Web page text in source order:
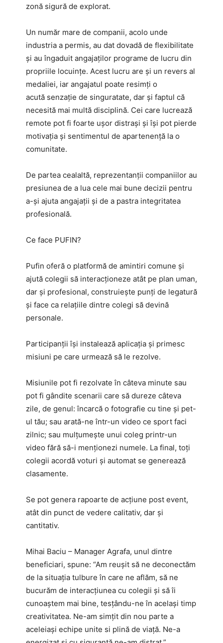
zonă sigură de explorat.
Un număr mare de companii, acolo unde
industria a permis, au dat dovadă de flexibilitate
și au îngaduit angajaților programe de lucru din
propriile locuințe. Acest lucru are și un revers al
medaliei, iar angajatul poate resimți o
acută senzație de singuratate, dar și faptul că
necesită mai multă disciplină. Cei care lucrează
remote pot fi foarte ușor distrași și își pot pierde
motivația și sentimentul de apartenență la o
comunitate.
De partea cealaltă, reprezentanții companiilor au
presiunea de a lua cele mai bune decizii pentru
a-și ajuta angajații și de a pastra integritatea
profesională.
Ce face PUFIN?
Pufin oferă o platformă de amintiri comune și
ajută colegii să interacționeze atât pe plan uman,
dar și profesional, construiește punți de legatură
și face ca relațiile dintre colegi să devină
personale.
Participanții își instalează aplicația și primesc
misiuni pe care urmează să le rezolve.
Misiunile pot fi rezolvate în câteva minute sau
pot fi gândite scenarii care să dureze câteva
zile, de genul: încarcă o fotografie cu tine și pet-
ul tău; sau arată-ne într-un video ce sport faci
zilnic; sau mulțumește unui coleg printr-un
video fără să-i menționezi numele. La final, toți
colegii acordă voturi și automat se generează
clasamente.
Se pot genera rapoarte de acțiune post event,
atât din punct de vedere calitativ, dar și
cantitativ.
Mihai Baciu – Manager Agrafa, unul dintre
beneficiari, spune: “Am reușit să ne deconectăm
de la situația tulbure în care ne aflăm, să ne
bucurăm de interacțiunea cu colegii și să îi
cunoaștem mai bine, tesțându-ne în același timp
creativitatea. Ne-am simțit din nou parte a
aceleiași echipe unite si plină de viață. Ne-a